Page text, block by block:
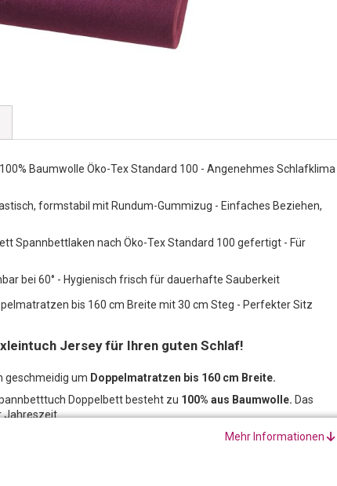
Baumwolle Öko-Tex Standard 100 - Angenehmes Schlafklima
formstabil mit Rundum-Gummizug - Einfaches Beziehen,
Spannbettlaken nach Öko-Tex Standard 100 gefertigt - Für
bei 60° - Hygienisch frisch für dauerhafte Sauberkeit
bis 160 cm Breite mit 30 cm Steg - Perfekter Sitz
Jersey für Ihren guten Schlaf!
geschmeidig um Doppelmatratzen bis 160 cm Breite.
Doppelbett besteht zu 100% aus Baumwolle. Das
Jahreszeit.
Mehr Informationen